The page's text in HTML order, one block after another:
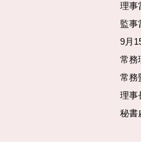
理事
監事
9月
常務
常務
理事
秘書